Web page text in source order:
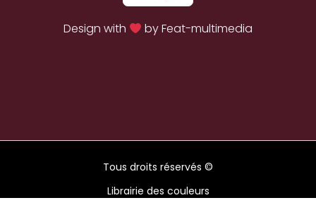
Design with by Feat-multimedia
Tous droits réservés ©
Librairie des couleurs